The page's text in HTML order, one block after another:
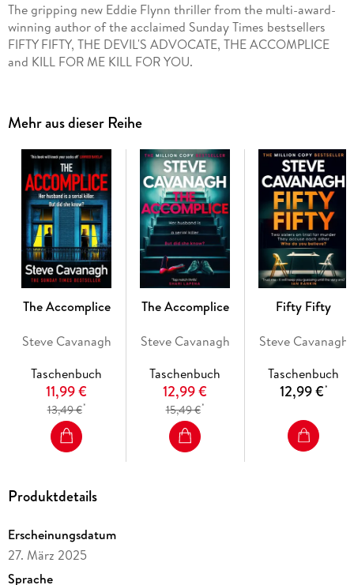
The gripping new Eddie Flynn thriller from the multi-award-
winning author of the acclaimed Sunday Times bestsellers
FIFTY FIFTY, THE DEVIL'S ADVOCATE, THE ACCOMPLICE
and KILL FOR ME KILL FOR YOU.
Mehr aus dieser Reihe
The Accomplice
Steve Cavanagh
Taschenbuch
11,99 €
13,49 €*
The Accomplice
Steve Cavanagh
Taschenbuch
12,99 €
15,49 €*
Fifty Fifty
Steve Cavanagh
Taschenbuch
12,99 €*
Produktdetails
Erscheinungsdatum
27. März 2025
Sprache